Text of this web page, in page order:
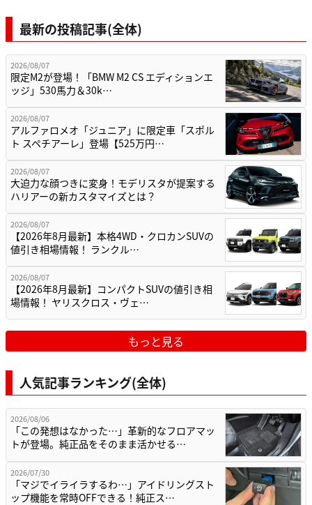
最新の投稿記事(全体)
2026/08/07
限定M2が登場！「BMW M2 CS エディションエ
ッジ」530馬力＆30k…
2026/08/07
アルファロメオ「ジュニア」に限定車「スポル
ト スペチアーレ」登場【525万円…
2026/08/07
大迫力な顔つきに変身！モデリスタが提案する
ハリアーの新カスタマイズとは？
2026/08/07
【2026年8月最新】本格4WD・クロカンSUVの
値引き相場情報！ ランクル…
2026/08/07
【2026年8月最新】コンパクトSUVの値引き相
場情報！ ヤリスクロス・ヴェ…
もっと見る
人気記事ランキング(全体)
2026/08/06
「この発想はなかった…」革新的なフロアマッ
トが登場。純正品をそのまま活かせる…
2026/07/30
「マジでイライラするわ…」アイドリングスト
ップ機能を常時OFFできる！純正ス…